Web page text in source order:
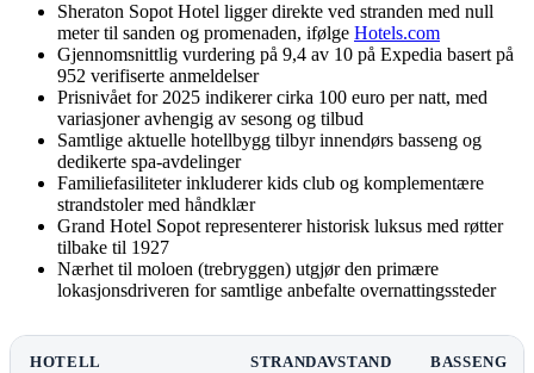
Sheraton Sopot Hotel ligger direkte ved stranden med null
meter til sanden og promenaden, ifølge Hotels.com
Gjennomsnittlig vurdering på 9,4 av 10 på Expedia basert på
952 verifiserte anmeldelser
Prisnivået for 2025 indikerer cirka 100 euro per natt, med
variasjoner avhengig av sesong og tilbud
Samtlige aktuelle hotellbygg tilbyr innendørs basseng og
dedikerte spa-avdelinger
Familiefasiliteter inkluderer kids club og komplementære
strandstoler med håndklær
Grand Hotel Sopot representerer historisk luksus med røtter
tilbake til 1927
Nærhet til moloen (trebryggen) utgjør den primære
lokasjonsdriveren for samtlige anbefalte overnattingssteder
HOTELL STRANDAVSTAND BASSENG